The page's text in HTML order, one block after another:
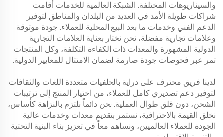
والسيناريوهات المختلفة. الشبكة العالمية للخدمات أقامت
شراكات طويلة الأمد في العديد من البلدان والمناطق لتوفير
الدعم الفني وخدمات ما بعد البيع المحلية للعملاء. جودة موثوقة
وعلامات تجارية مفضلة، نحن نختار بعناية العلامات التجارية
الدولية المشهورة والمعدات ذات الكفاءة التكلفة، وكل المنتجات
تمر عبر فحوصات جودة صارمة لضمان الامتثال للمعايير الدولية.
لدينا فريق محترف على دراية بالخلفيات متعددة اللغات والثقافات
لتوفير دعم تصديري كامل للعملاء، من اختيار المنتج إلى ترتيبات
الشحن، دون قلق طوال العملية. نحن دائماً نلتزم بالنزاهة كأساس،
نخلق القيمة بالاحترافية، نستمر بتقديم معدات وخدمات عالية
الجودة للعملاء العالميين، ونساهم معاً في تعزيز بناء البنية التحتية